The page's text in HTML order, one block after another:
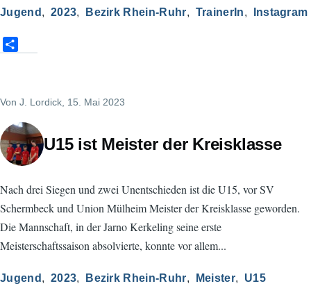
Jugend 2023 Bezirk Rhein-Ruhr TrainerIn Instagram
e
Von J. Lordick , 15. Mai 2023
U15 ist Meister der Kreisklasse
Nach drei Siegen und zwei Unentschieden ist die U15, vor SV
Schermbeck und Union Mülheim Meister der Kreisklasse geworden.
Die Mannschaft, in der Jarno Kerkeling seine erste
Meisterschaftssaison absolvierte, konnte vor allem...
Jugend 2023 Bezirk Rhein-Ruhr Meister U15